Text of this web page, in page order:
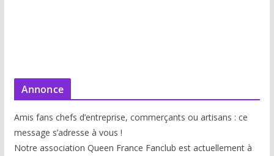
Annonce
Amis fans chefs d’entreprise, commerçants ou artisans : ce
message s’adresse à vous !
Notre association Queen France Fanclub est actuellement à